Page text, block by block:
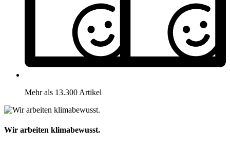
Mehr als 13.300 Artikel
Wir arbeiten klimabewusst.